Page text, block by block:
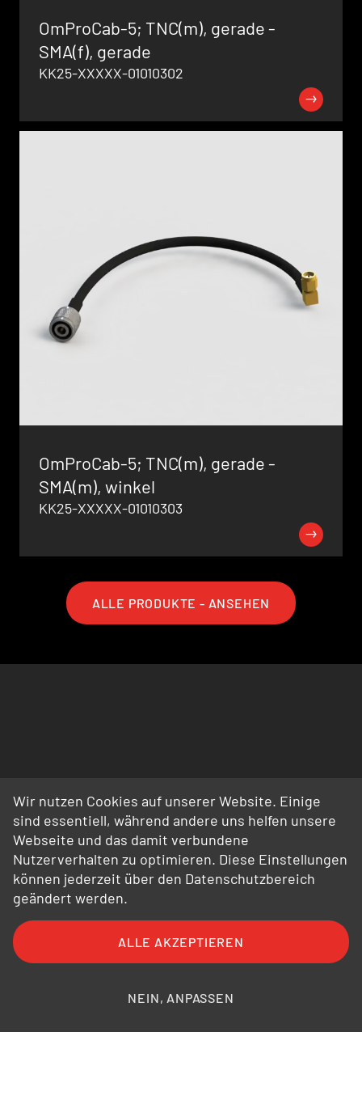
OmProCab-5; TNC(m), gerade -
SMA(f), gerade
KK25-XXXXX-01010302
OmProCab-5; TNC(m), gerade -
SMA(m), winkel
KK25-XXXXX-01010303
ALLE PRODUKTE - ANSEHEN
FAQ AGB AEB Datenschutz Impressum
Wir nutzen Cookies auf unserer Website. Einige
sind essentiell, während andere uns helfen unsere
Webseite und das damit verbundene
Nutzerverhalten zu optimieren. Diese Einstellungen
können jederzeit über den Datenschutzbereich
geändert werden.
ALLE AKZEPTIEREN
NEIN, ANPASSEN